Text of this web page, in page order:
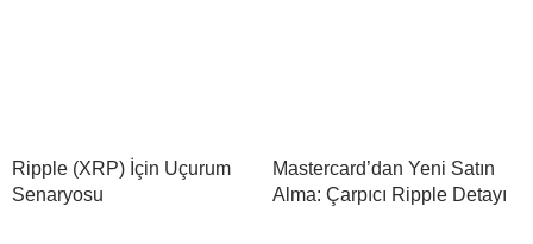
Ripple (XRP) İçin Uçurum
Senaryosu
Mastercard’dan Yeni Satın
Alma: Çarpıcı Ripple Detayı